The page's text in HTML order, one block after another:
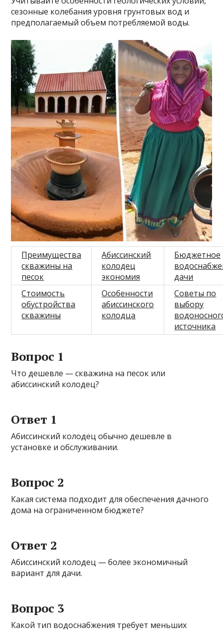
сезонные колебания уровня грунтовых вод и
предполагаемый объем потребляемой воды.
Преимущества
скважины на
песок
Абиссинский
колодец
экономия
Бюджетное
дачи
Стоимость
обустройства
скважины
Особенности
абиссинского
колодца
Советы по
выбору
источника
Вопрос 1
Что дешевле — скважина на песок или
абиссинский колодец?
Ответ 1
Абиссинский колодец обычно дешевле в
установке и обслуживании.
Вопрос 2
Какая система подходит для обеспечения дачного
дома на ограниченном бюджете?
Ответ 2
Абиссинский колодец — более экономичный
вариант для дачи.
Вопрос 3
Какой тип водоснабжения требует меньших